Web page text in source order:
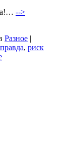
-->
Разное |
правда, риск